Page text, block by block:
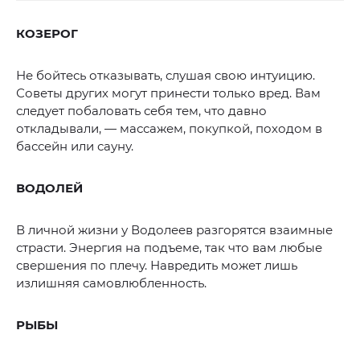
КОЗЕРОГ
Не бойтесь отказывать, слушая свою интуицию.
Советы других могут принести только вред. Вам
следует побаловать себя тем, что давно
откладывали, — массажем, покупкой, походом в
бассейн или сауну.
ВОДОЛЕЙ
В личной жизни у Водолеев разгорятся взаимные
страсти. Энергия на подъеме, так что вам любые
свершения по плечу. Навредить может лишь
излишняя самовлюбленность.
РЫБЫ